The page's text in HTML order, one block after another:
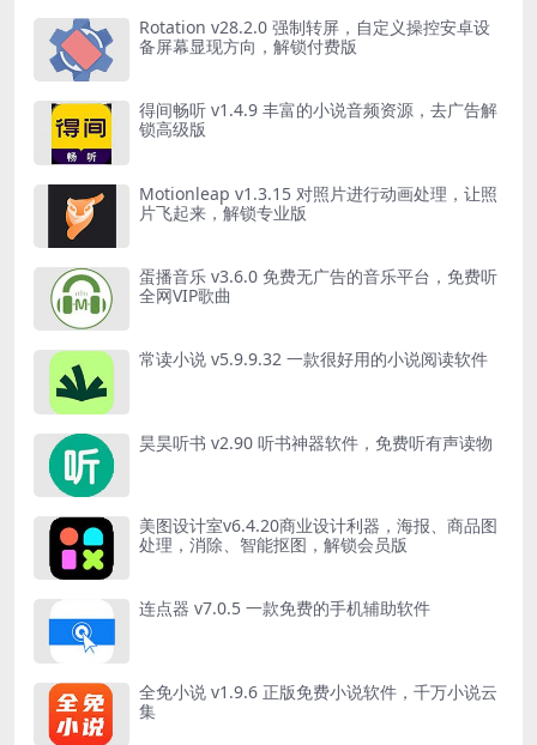
Rotation v28.2.0 强制转屏，自定义操控安卓设
备屏幕显现方向，解锁付费版
得间畅听 v1.4.9 丰富的小说音频资源，去广告解
锁高级版
Motionleap v1.3.15 对照片进行动画处理，让照
片飞起来，解锁专业版
蛋播音乐 v3.6.0 免费无广告的音乐平台，免费听
全网VIP歌曲
常读小说 v5.9.9.32 一款很好用的小说阅读软件
昊昊听书 v2.90 听书神器软件，免费听有声读物
美图设计室v6.4.20商业设计利器，海报、商品图
处理，消除、智能抠图，解锁会员版
连点器 v7.0.5 一款免费的手机辅助软件
全免小说 v1.9.6 正版免费小说软件，千万小说云
集